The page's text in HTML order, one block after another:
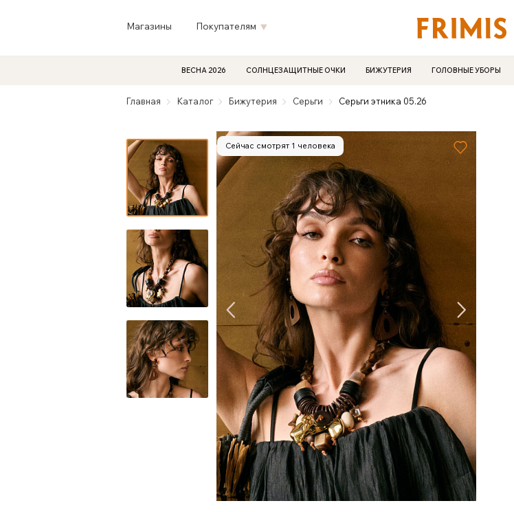
Магазины Покупателям
ВЕСНА 2026 СОЛНЦЕЗАЩИТНЫЕ ОЧКИ БИЖУТЕРИЯ ГОЛОВНЫЕ УБОРЫ
Главная Каталог Бижутерия Серьги Серьги этника 05.26
Сейчас смотрят 1 человека